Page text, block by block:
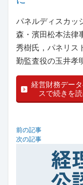
パネルディスカッ
森・濱田松本法律
秀樹氏，パネリス
勤監査役の玉井孝
経営財務デー
スで続きを
前の記事
次の記事